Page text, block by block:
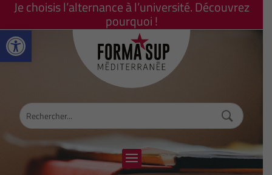
Ouvrir la barre d’outils
Je choisis l’alternance à l’université. Découvrez
pourquoi !